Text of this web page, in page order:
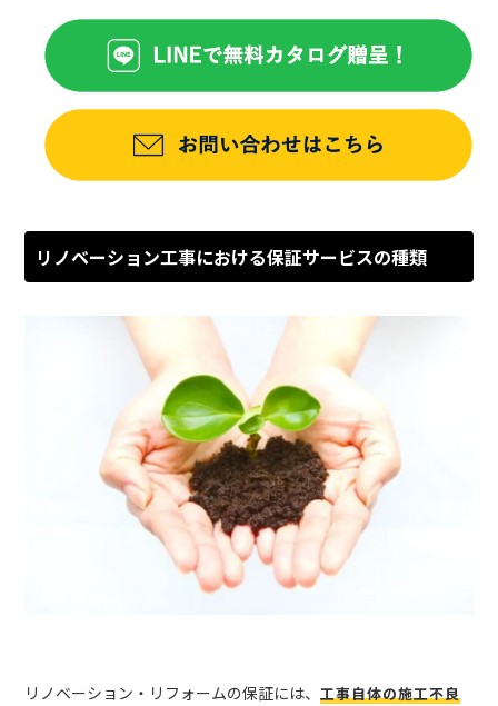
リノベーション工事における保証サービスの種類
リノベーション・リフォームの保証には、 工事自体の施工不良